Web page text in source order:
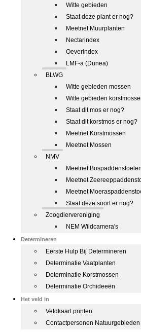
Witte gebieden
Staat deze plant er nog?
Meetnet Muurplanten
Nectarindex
Oeverindex
LMF-a (Dunea)
BLWG
Witte gebieden mossen
Witte gebieden
Staat dit mos er nog?
Staat dit korstmos er nog?
Meetnet Korstmossen
Meetnet Mossen
NMV
Meetnet Bospaddenstoelen
Meetnet
Meetnet
Staat deze soort er nog?
Zoogdiervereniging
NEM Wildcamera's
Determineren
Eerste Hulp Bij Determineren
Determinatie Vaatplanten
Determinatie Korstmossen
Determinatie Orchideeën
Het veld in
Veldkaart printen
Contactpersonen Natuurgebieden